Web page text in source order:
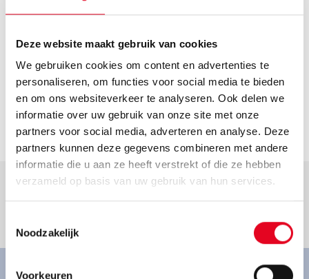
Deze website maakt gebruik van cookies
We gebruiken cookies om content en advertenties te
personaliseren, om functies voor social media te bieden
en om ons websiteverkeer te analyseren. Ook delen we
informatie over uw gebruik van onze site met onze
partners voor social media, adverteren en analyse. Deze
partners kunnen deze gegevens combineren met andere
informatie die u aan ze heeft verstrekt of die ze hebben
verzameld op basis van uw gebruik van hun services.
Noodzakelijk
Voorkeuren
Goed om te weten.
Helaas hebben we geen actuele openingstijden van deze
Contact
info@hempelmann-lage.de
Ga naar dealer